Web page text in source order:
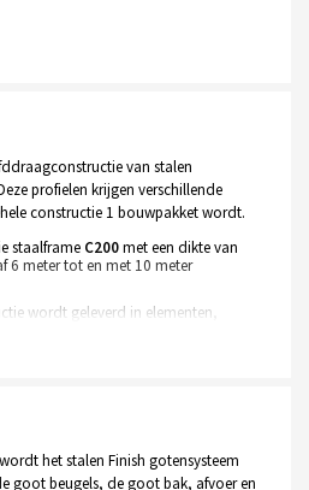
mm
inbouwhoogte +- 400 mm
loopdeur
wit, RAL 7016 antraciet
mm
en afstandsbediening
en RAL kleuren
draaikiep
van stalen
profielen krijgen verschillende
constructie 1 bouwpakket wordt.
staalframe C200met een dikte van
6 meter tot en met 10 meter
wordt geleverd in elementen,
e.d.)
het stalen Finish gotensysteem
goot beugels, de goot bak, afvoer en